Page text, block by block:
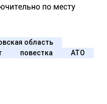
по месту
область
повестка
АТО